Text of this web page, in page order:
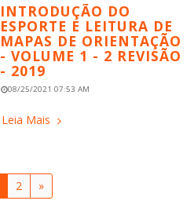
INTRODUÇÃO DO
ESPORTE E LEITURA DE
MAPAS DE ORIENTAÇÃO
- VOLUME 1 - 2 REVISÃO
- 2019
08/25/2021 07:53 AM
Leia Mais
2 »